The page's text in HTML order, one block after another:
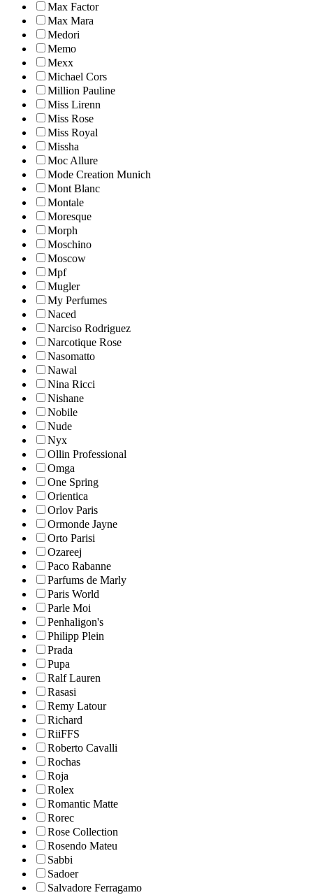
Max Factor
Max Mara
Medori
Memo
Mexx
Michael Cors
Million Pauline
Miss Lirenn
Miss Rose
Miss Royal
Missha
Moc Allure
Mode Creation Munich
Mont Blanc
Montale
Moresque
Morph
Moschino
Moscow
Mpf
Mugler
My Perfumes
Naced
Narciso Rodriguez
Narcotique Rose
Nasomatto
Nawal
Nina Ricci
Nishane
Nobile
Nude
Nyx
Ollin Professional
Omga
One Spring
Orientica
Orlov Paris
Ormonde Jayne
Orto Parisi
Ozareej
Paco Rabanne
Parfums de Marly
Paris World
Parle Moi
Penhaligon's
Philipp Plein
Prada
Pupa
Ralf Lauren
Rasasi
Remy Latour
Richard
RiiFFS
Roberto Cavalli
Rochas
Roja
Rolex
Romantic Matte
Rorec
Rose Collection
Rosendo Mateu
Sabbi
Sadoer
Salvadore Ferragamo